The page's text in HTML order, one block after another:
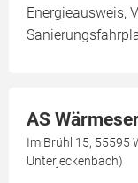
Energieausweis,
AS
Im Brühl 15, 55595
Unterjeckenbach)